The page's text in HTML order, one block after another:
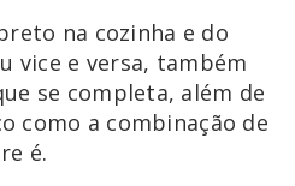
na cozinha e do
vice e versa, também
se completa, além de
como a combinação de
é.